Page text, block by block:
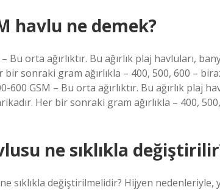
havlu ne demek?
Bu orta ağırlıktır. Bu ağırlık plaj havluları,
bir sonraki gram ağırlıkla – 400, 500, 600 –
600 GSM – Bu orta ağırlıktır. Bu ağırlık plaj
Her bir sonraki gram ağırlıkla – 400,
ne sıklıkla
sıklıkla değiştirilmelidir? Hijyen